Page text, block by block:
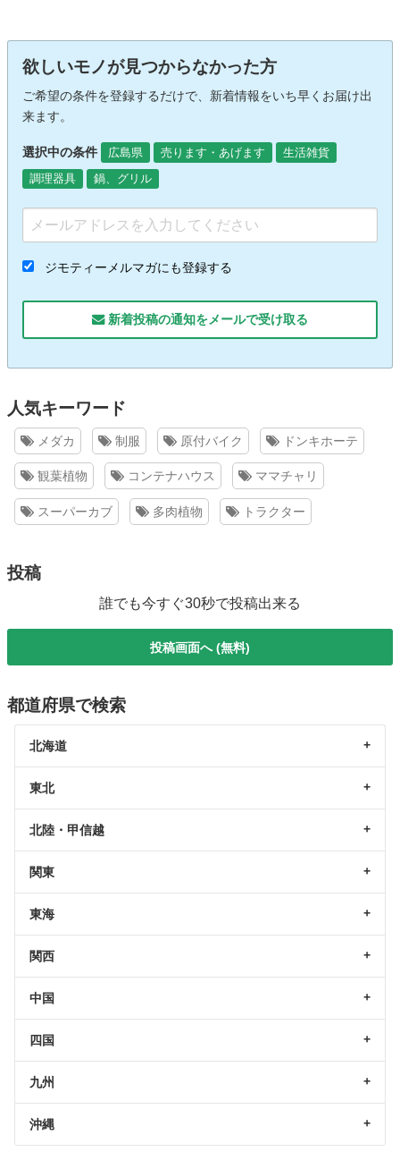
欲しいモノが見つからなかった方
ご希望の条件を登録するだけで、新着情報をいち早くお届け出
来ます。
選択中の条件 広島県 売ります・あげます
生活雑貨
調理器具
鍋、グリル
ジモティーメルマガにも登録する
新着投稿の通知をメールで受け取る
人気キーワード
メダカ 制服 原付バイク ドンキホーテ
観葉植物 コンテナハウス ママチャリ
スーパーカブ 多肉植物 トラクター
投稿
誰でも今すぐ30秒で投稿出来る
投稿画面へ (無料)
都道府県で検索
北海道
東北
北陸・甲信越
関東
東海
関西
中国
四国
九州
沖縄